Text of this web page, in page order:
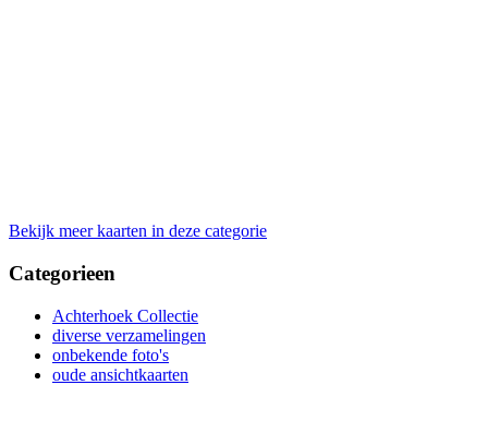
Bekijk meer kaarten in deze categorie
Categorieen
Achterhoek Collectie
diverse verzamelingen
onbekende foto's
oude ansichtkaarten